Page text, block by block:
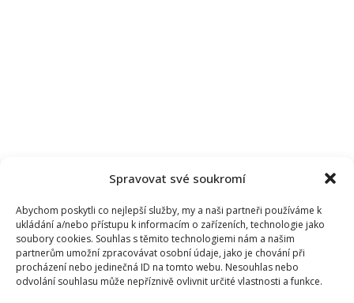
Spravovat své soukromí
Abychom poskytli co nejlepší služby, my a naši partneři používáme k
ukládání a/nebo přístupu k informacím o zařízeních, technologie jako
soubory cookies. Souhlas s těmito technologiemi nám a našim
partnerům umožní zpracovávat osobní údaje, jako je chování při
procházení nebo jedinečná ID na tomto webu. Nesouhlas nebo
odvolání souhlasu může nepříznivě ovlivnit určité vlastnosti a funkce.